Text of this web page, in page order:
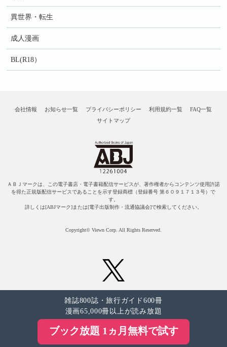
異世界・転生
成人漫画
BL(R18）
会社情報 お知らせ一覧 プライバシーポリシー 利用規約一覧
FAQ一覧
サイトマップ
ＡＢＪマークは、この電子書店・電子書籍配信サービスが、著作権者からコンテンツ使用許諾
を得た正規版配信サービスであることを示す登録商標（登録番号 第６０９１７１３号）で
す。
詳しくは[ABJマーク]または[電子出版制作・流通協議会]で検索してください。
Copyright© Viewn Corp. All Rights Reserved.
雑誌800誌・旅行ガイド600冊
漫画65,000冊以上が読み放題
ブック放題 1ヵ月無料で試す